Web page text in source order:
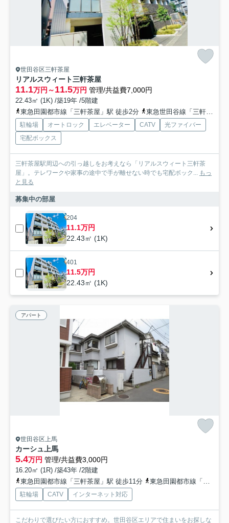
世田谷区三軒茶屋
リアルスウィート三軒茶屋
11.1万円～11.5万円 管理/共益費7,000円
22.43㎡ (1K) /築19年 /5階建
東急田園都市線「三軒茶屋」駅 徒歩2分
東急世田谷線「三軒茶屋」駅 徒歩2分
駐輪場 オートロック エレベーター CATV
光ファイバー
宅配ボックス
三軒茶屋駅周辺への引っ越しをお考えなら「リアルスウィート三軒茶
屋」。テレワークや家事の途中で手が離せない時でも宅配ボック... もっ
と見る
募集中の部屋
204
11.1万円
22.43㎡ (1K)
401
11.5万円
22.43㎡ (1K)
アパート
世田谷区上馬
カーシュ上馬
5.4万円 管理/共益費3,000円
16.20㎡ (1R) /築43年 /2階建
東急田園都市線「三軒茶屋」駅 徒歩11分
東急田園都市線「駒沢大学」駅 徒歩15分
駐輪場 CATV インターネット対応
こだわりで選びたい方におすすめ。世田谷区エリアで住まいをお探しな